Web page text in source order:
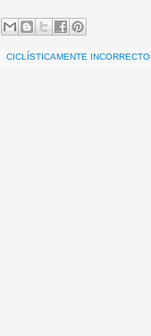
CICLÍSTICAMENTE INCORRECTO